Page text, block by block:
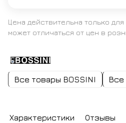
Цена действительна только
может отличаться от цен в
Все товары BOSSINI Все
Характеристики Отзывы